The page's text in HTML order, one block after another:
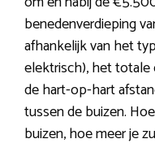
benedenverdieping
afhankelijk van het
elektrisch), het
de hart-op-hart
tussen de buizen.
buizen, hoe meer je